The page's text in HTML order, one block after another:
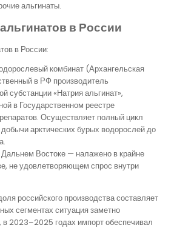
альгинаты.
в России
в России:
комбинат (Архангельская
в РФ производитель
субстанции «Натрия альгинат»,
в Государственном реестре
Осуществляет полный цикл
добычи арктических бурых водорослей до
Дальнем Востоке — налажено в крайне
не удовлетворяющем спрос внутри
российского производства составляет
сегментах ситуация заметно
в 2023–2025 годах импорт обеспечивал